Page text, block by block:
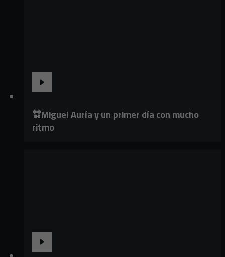
🔛Miguel Auría y un primer día con mucho
ritmo